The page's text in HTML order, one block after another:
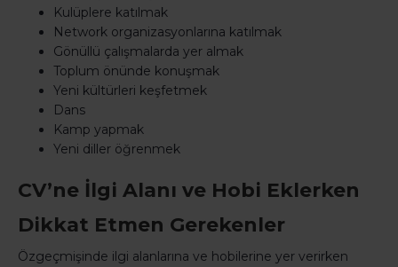
Kulüplere katılmak
Network organizasyonlarına katılmak
Gönüllü çalışmalarda yer almak
Toplum önünde konuşmak
Yeni kültürleri keşfetmek
Dans
Kamp yapmak
Yeni diller öğrenmek
CV’ne İlgi Alanı ve Hobi Eklerken
Dikkat Etmen Gerekenler
Özgeçmişinde ilgi alanlarına ve hobilerine yer verirken